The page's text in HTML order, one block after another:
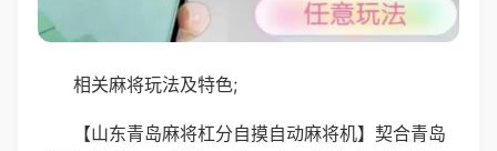
相关麻将玩法及特色;
【山东青岛麻将杠分自摸自动麻将机】契合青岛